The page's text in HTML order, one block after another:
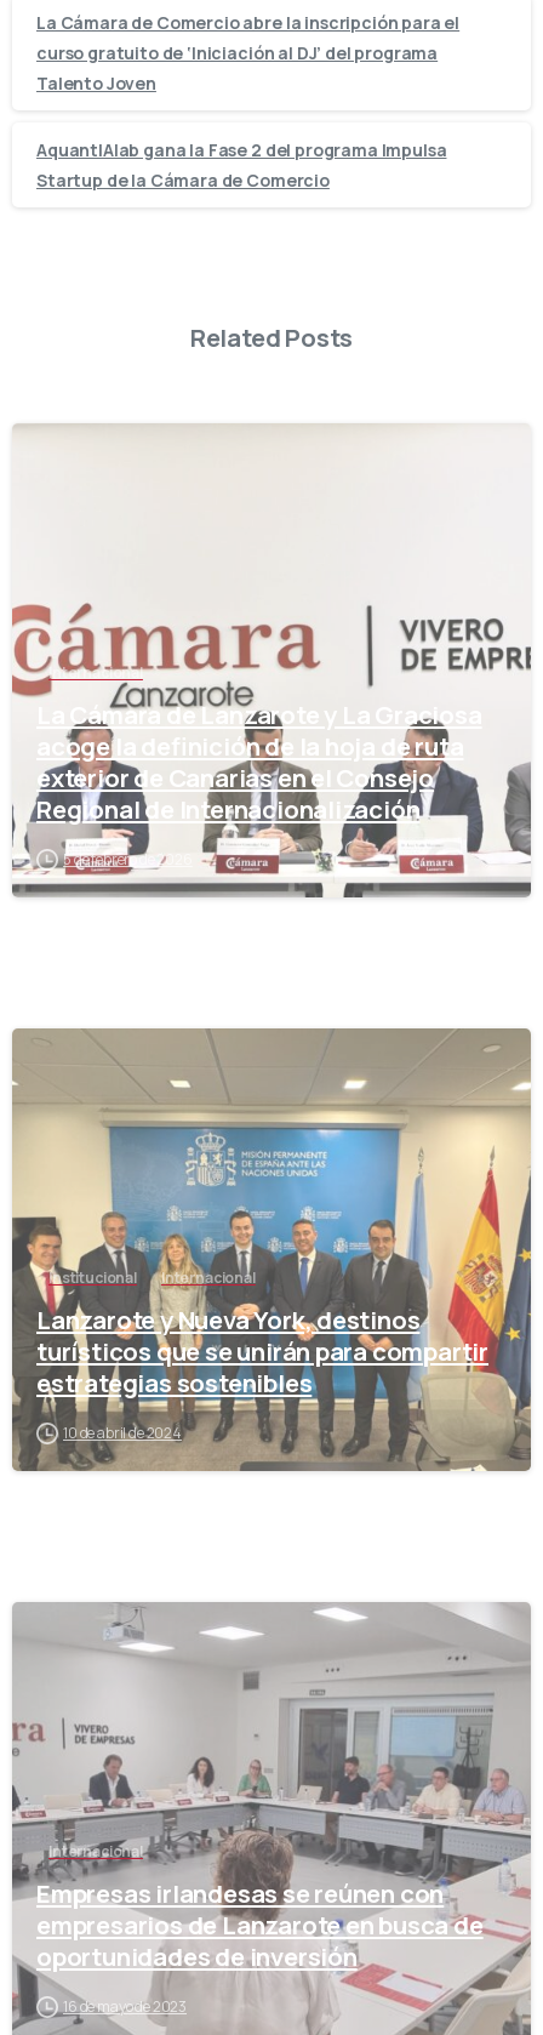
La Cámara de Comercio abre la inscripción para el
curso gratuito de ‘Iniciación al DJ’ del programa
Talento Joven
AquantIAlab gana la Fase 2 del programa Impulsa
Startup de la Cámara de Comercio
Related Posts
Internacional
La Cámara de Lanzarote y La Graciosa
acoge la definición de la hoja de ruta
exterior de Canarias en el Consejo
Regional de Internacionalización
5 de febrero de 2026
-
Institucional Internacional
Lanzarote y Nueva York, destinos
turísticos que se unirán para compartir
estrategias sostenibles
10 de abril de 2024
Internacional
Empresas irlandesas se reúnen con
empresarios de Lanzarote en busca de
oportunidades de inversión
16 de mayo de 2023